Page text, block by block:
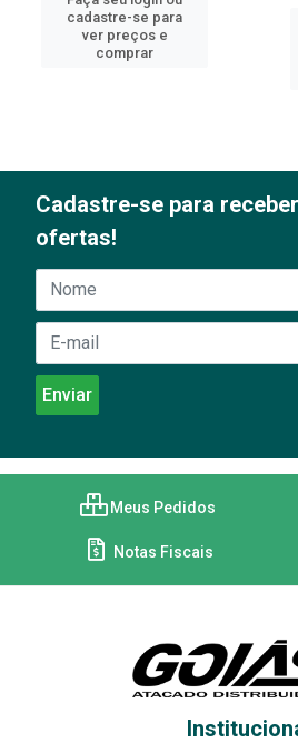
cadastre-se para
ver preços e
comprar
Cadastre-se para
ofertas!
Meus Pedidos
Notas Fiscais